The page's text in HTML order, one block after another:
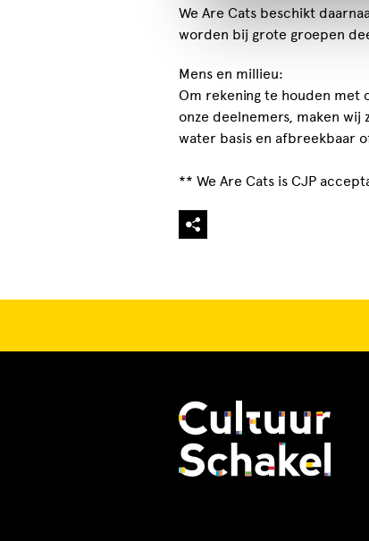
We Are Cats beschikt
worden bij grote groepen
Mens en millieu:
Om rekening te houden met
onze deelnemers, maken wij
water basis en afbreekbaar
** We Are Cats is CJP